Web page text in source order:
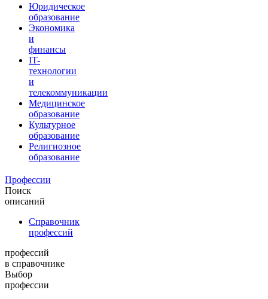
Юридическое
образование
Экономика
и
финансы
IT-
технологии
и
телекоммуникации
Медицинское
образование
Культурное
образование
Религиозное
образование
Профессии
Поиск
описаний
Справочник
профессий
профессий
в справочнике
Выбор
профессии